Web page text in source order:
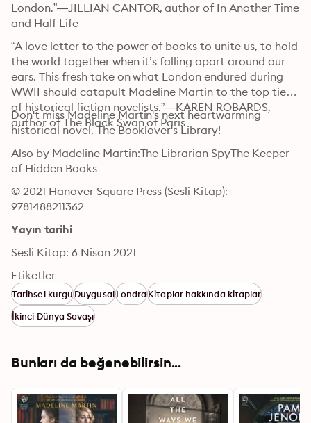
London.”—JILLIAN CANTOR, author of In Another Time
and Half Life
“A love letter to the power of books to unite us, to hold
the world together when it’s falling apart around our
ears. This fresh take on what London endured during
WWII should catapult Madeline Martin to the top tier
of historical fiction novelists.”—KAREN ROBARDS,
author of The Black Swan of Paris
Don't miss Madeline Martin's next heartwarming
historical novel, The Booklover's Library!
Also by Madeline Martin:The Librarian SpyThe Keeper
of Hidden Books
© 2021 Hanover Square Press (Sesli Kitap):
9781488211362
Yayın tarihi
Sesli Kitap: 6 Nisan 2021
Etiketler
Tarihsel kurguDuygusalLondraKitaplar hakkında kitaplar
İkinci Dünya Savaşı
Bunları da beğenebilirsin...